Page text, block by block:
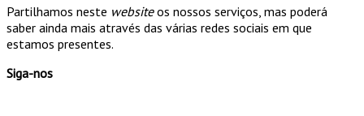
Partilhamos neste websiteos nossos serviços, mas poderá
saber ainda mais através das várias redes sociais em que
estamos presentes.
Siga-nos